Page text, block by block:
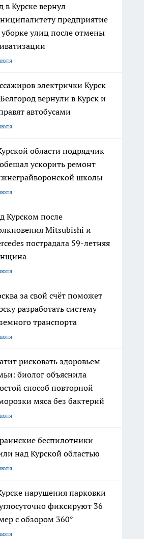
в Курске вернул
предприятие
улиц после отмены
электрички Курск
вернули в Курск и
автобусами
области подрядчик
ускорить ремонт
школы
Курском после
Mitsubishi и
пострадала 59-летняя
за свой счёт поможет
разработать систему
транспорта
рисковать здоровьем
биолог объяснила
способ повторной
мяса без бактерий
беспилотники
над Курской областью
нарушения парковки
фиксируют 36
с обзором 360°